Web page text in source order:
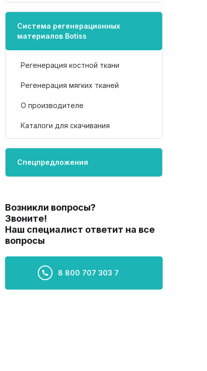
Система регенерационных
материалов Botiss
Регенерация костной ткани
Регенерация мягких тканей
О производителе
Каталоги для скачивания
Спецпредложения
Возникли вопросы?
Звоните!
Наш специалист ответит на все
вопросы
8 800 707 303 7